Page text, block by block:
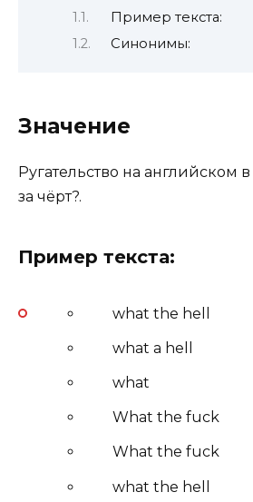
Пример текста:
Синонимы:
Значение
Ругательство на английском
за чёрт?.
Пример текста:
what the hell
what a hell
what
What the fuck
What the fuck
what the hell